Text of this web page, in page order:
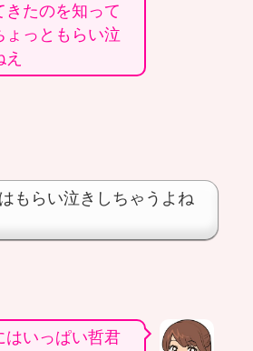
たのを知って
ょっともらい泣
もらい泣きしちゃうよね
はいっぱい哲君